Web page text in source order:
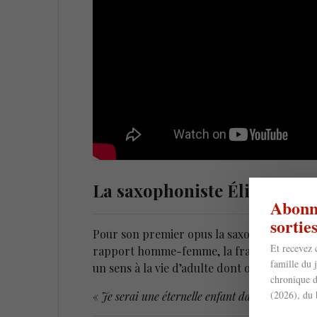
La saxophoniste Élisabeth
Pour son premier opus la saxophoniste
rapport homme-femme, la fragilité des
un sens à la vie d’adulte dont on entend si
« Je serai une éternelle enfant dans le monde
Et recevez
famille du
chronique
(2026), du